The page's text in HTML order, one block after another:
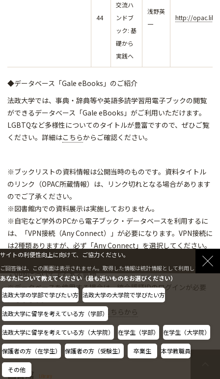
44
交流ハ
ンドブ
ック: 基
礎から
実践へ
浅野英
一
http://
◆データベース「Gale eBooks」のご紹介
法政大学では、事典・辞典等や英語多読学習用電子ブックの閲覧
ができるデータべース「Gale eBooks」がご利用いただけます。
LGBTQなど多様性についてのタイトルが豊富ですので、ぜひご覧
ください。詳細はこちらからご確認ください。
※ブックリストの資料情報は公開当時のものです。資料タイトル
のリンク（OPAC所蔵情報）は、リンク切れとなる場合があります
のでご了承ください。
※図書館内での資料展示は実施しておりません。
※自宅など学外のPCから電子ブック・データベースを利用するに
は、「VPN接続（Any Connect）」が必要になります。VPN接続に
は2種類ありますが、必ず「Any Connect」を選択してください。
・VPNについてよくある質問
※データベースを使用する場合は、統合認証IDのログインが必要
になります。
・統合認証IDのログイン方法はこちらから
図書館 Library
サイトの利便性向上に向けて、ご協力ください。
ご回答後は、この画面は表示されません。取得した情報は統計情報として利用します。
あなたについて教えてください（最も近いものをお選びください）
法政大学の学部で学びたい方 法政大学の大学院で学びたい方
法政大学に留学を考えている方（学部）
法政大学に留学を考えている方（大学院） 在学生（学部） 在学生（大学院）
保護者の方（在学生） 保護者の方（受験生） 卒業生 本学教職員
その他